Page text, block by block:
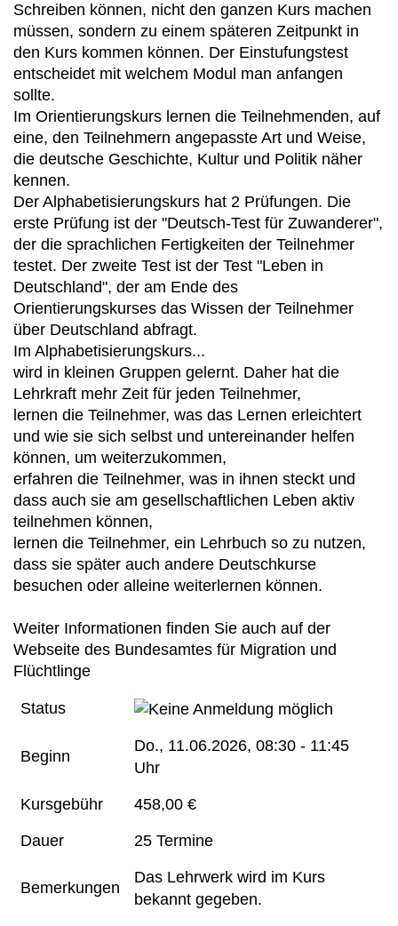
Schreiben können, nicht den ganzen Kurs machen
müssen, sondern zu einem späteren Zeitpunkt in
den Kurs kommen können. Der Einstufungstest
entscheidet mit welchem Modul man anfangen
sollte.
Im Orientierungskurs lernen die Teilnehmenden, auf
eine, den Teilnehmern angepasste Art und Weise,
die deutsche Geschichte, Kultur und Politik näher
kennen.
Der Alphabetisierungskurs hat 2 Prüfungen. Die
erste Prüfung ist der "Deutsch-Test für Zuwanderer",
der die sprachlichen Fertigkeiten der Teilnehmer
testet. Der zweite Test ist der Test "Leben in
Deutschland", der am Ende des
Orientierungskurses das Wissen der Teilnehmer
über Deutschland abfragt.
Im Alphabetisierungskurs...
wird in kleinen Gruppen gelernt. Daher hat die
Lehrkraft mehr Zeit für jeden Teilnehmer,
lernen die Teilnehmer, was das Lernen erleichtert
und wie sie sich selbst und untereinander helfen
können, um weiterzukommen,
erfahren die Teilnehmer, was in ihnen steckt und
dass auch sie am gesellschaftlichen Leben aktiv
teilnehmen können,
lernen die Teilnehmer, ein Lehrbuch so zu nutzen,
dass sie später auch andere Deutschkurse
besuchen oder alleine weiterlernen können.
Weiter Informationen finden Sie auch auf der
Webseite des Bundesamtes für Migration und
Flüchtlinge
Status
Beginn
Do., 11.06.2026, 08:30 - 11:45
Uhr
Kursgebühr 458,00 €
Dauer 25 Termine
Bemerkungen
Das Lehrwerk wird im Kurs
bekannt gegeben.